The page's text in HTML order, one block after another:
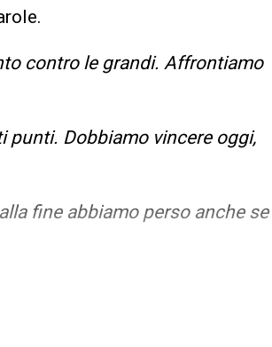
contro le grandi. Affrontiamo
punti. Dobbiamo vincere oggi,
fine abbiamo perso anche se